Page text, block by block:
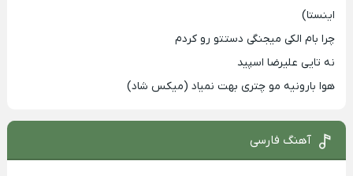
اینستا)
چرا بام الکی میجنگی دستتو رو کردم
نه تایی علیرضا اسپید
هوا بارونیه مو چتری بهت نمیاد (میکس شاد)
آهنگ فارسی